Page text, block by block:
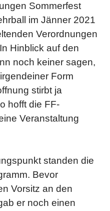
Sommerfest
im Jänner 2021
Verordnungen
Hinblick auf den
noch keiner sagen,
Form
stirbt ja
hofft die FF-
Veranstaltung
standen die
Bevor
Vorsitz an den
er noch einen